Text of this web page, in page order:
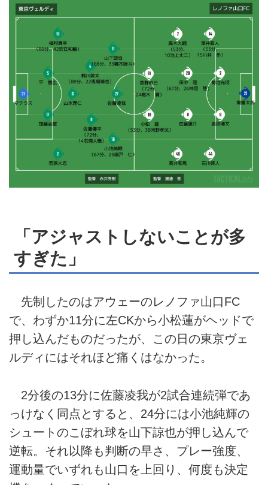
「アジャストしないことが多
すぎた」
先制したのはアウェーのレノファ山口FC
で、わずか11分に左CKから小松蓮がヘッドで
押し込んだものだったが、この日の東京ヴェ
ルディにはそれほど痛くはなかった。
2分後の13分に佐藤凌我が2試合連続弾であ
っけなく同点とすると、24分には小池純輝の
シュートのこぼれ球を山下諒也が押し込んで
逆転。それ以降も判断の早さ、プレー強度、
運動量でいずれも山口を上回り、何度も決定